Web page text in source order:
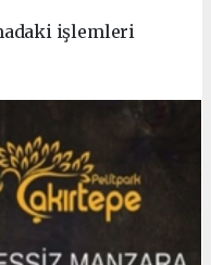
işlemleri